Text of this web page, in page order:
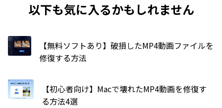
以下も気に入るかもしれません
【無料ソフトあり】破損したMP4動画ファイルを
修復する方法
【初心者向け】Macで壊れたMP4動画を修復す
る方法4選